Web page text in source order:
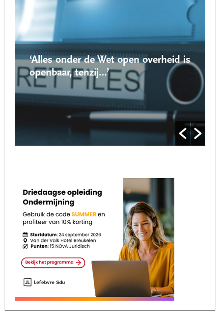
‘Alles onder de Wet open overheid is
openbaar, tenzij…’